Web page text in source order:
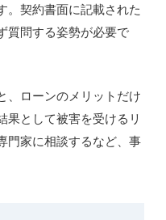
。契約書面に記載された
質問する姿勢が必要で
、ローンのメリットだけ
果として被害を受けるリ
門家に相談するなど、事